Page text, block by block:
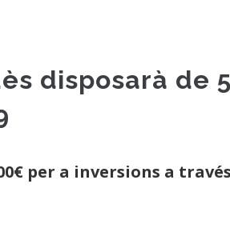
disposarà de
per a inversions a través